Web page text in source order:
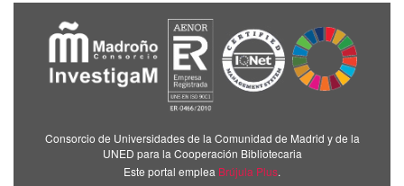
Consorcio de Universidades de la Comunidad de Madrid y de la
UNED para la Cooperación Bibliotecaria
Este portal emplea Brújula Plus.